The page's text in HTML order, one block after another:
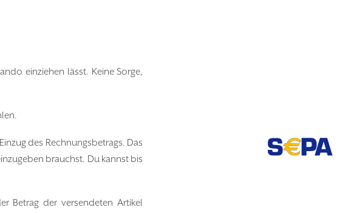
einziehen lässt. Keine Sorge,
des Rechnungsbetrags. Das
brauchst. Du kannst bis
Betrag der versendeten Artikel